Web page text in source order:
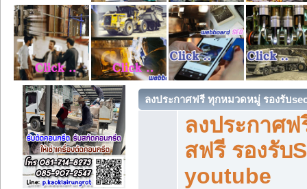
ลงประกาศฟรี ทุกหมวดหมู่ รองรับ
ลงประกาศ
สฟรี รองรับ
youtube